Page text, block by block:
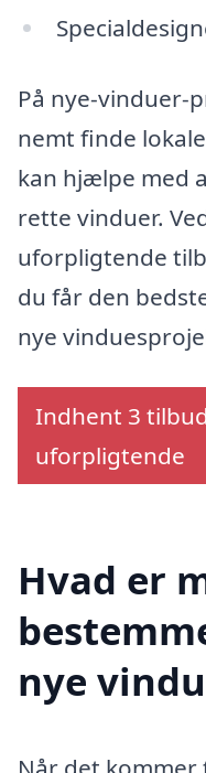
På nye-vinduer-
nemt finde
kan hjælpe med
rette vinduer.
uforpligtende
du får den
nye
Indhent 3
uforpligtende
Hvad er
nye